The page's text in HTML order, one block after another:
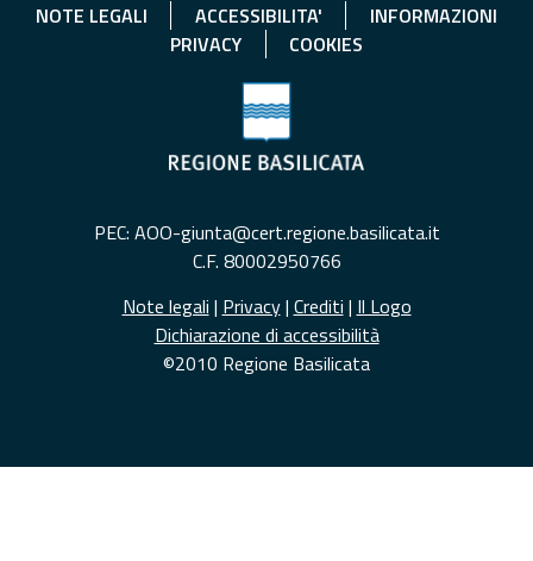
NOTE LEGALI ACCESSIBILITA'
INFORMAZIONI
PRIVACY
COOKIES
PEC: AOO-giunta@cert.regione.basilicata.it
C.F. 80002950766
Note legali | Privacy| Crediti | Il Logo
Dichiarazione di accessibilità
©2010 Regione Basilicata